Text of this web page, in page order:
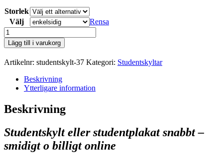
till
kr1.195,00
Storlek
Välj
Rensa
studentskylt-
37
mängd
Lägg till i varukorg
Artikelnr: studentskylt-37 Kategori: Studentskyltar
Beskrivning
Ytterligare information
Beskrivning
Studentskylt eller studentplakat snabbt –
smidigt o billigt online